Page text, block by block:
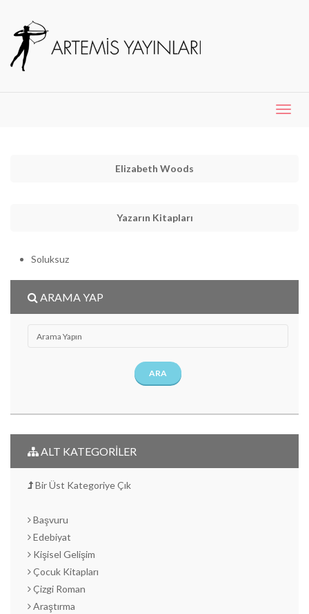
Elizabeth Woods
Yazarın Kitapları
Soluksuz
ARAMA YAP
ARA
ALT KATEGORİLER
Bir Üst Kategoriye Çık
Başvuru
Edebiyat
Kişisel Gelişim
Çocuk Kitapları
Çizgi Roman
Araştırma